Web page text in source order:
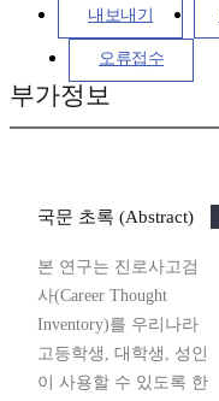
내보내기
오류접수
부가정보
국문 초록 (Abstract)
본 연구는 진로사고검
사(Career Thought
Inventory)를 우리나라
고등학생, 대학생, 성인
이 사용할 수 있도록 한